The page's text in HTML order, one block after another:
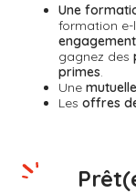
Une
formation
gagnez des
primes.
Une
Les offres